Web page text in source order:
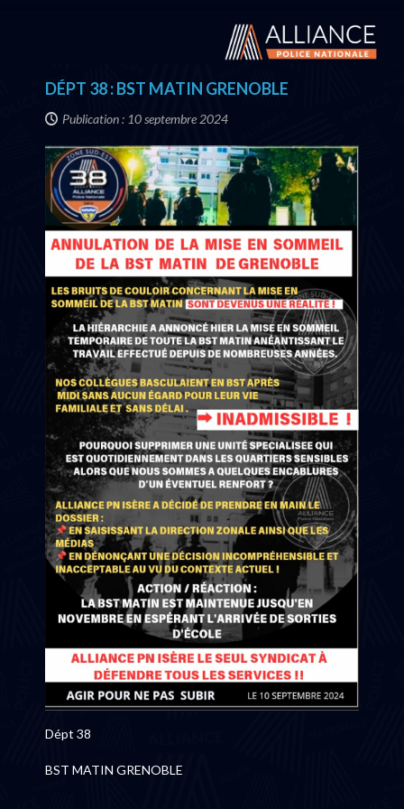
DÉPT 38 : BST MATIN GRENOBLE
Publication : 10 septembre 2024
Dépt 38
BST MATIN GRENOBLE